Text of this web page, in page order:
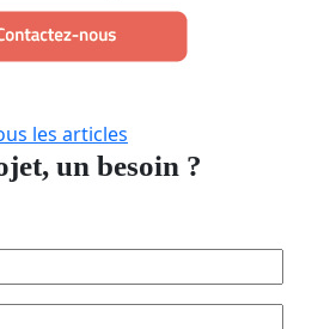
les articles
un besoin ?